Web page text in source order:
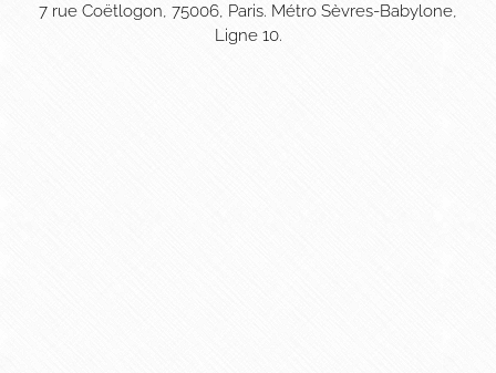
7 rue Coëtlogon, 75006, Paris. Métro Sèvres-Babylone,
Ligne 10.